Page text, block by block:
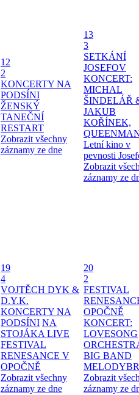
12
2
KONCERTY NA
PODSÍNI
ŽENSKÝ
TANEČNÍ
RESTART
Zobrazit všechny
záznamy ze dne
13
3
SETKÁNÍ
JOSEFOV
KONCERT:
MICHAL
ŠINDELÁŘ
JAKUB
KOŘÍNEK,
Letní kino v
pevnosti
Zobrazit
záznamy ze
19
4
VOJTĚCH DYK &
D.Y.K.
KONCERTY NA
PODSÍNI NA
STOJÁKA LIVE
FESTIVAL
RENESANCE V
OPOČNĚ
Zobrazit všechny
záznamy ze dne
20
2
FESTIVAL
OPOČNĚ
KONCERT:
LOVESONG
BIG BAND
Zobrazit
záznamy ze